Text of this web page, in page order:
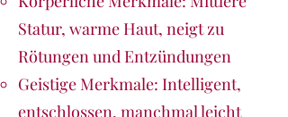
Statur, warme Haut, neigt zu
Rötungen und Entzündungen
Geistige Merkmale: Intelligent,
entschlossen, manchmal leicht